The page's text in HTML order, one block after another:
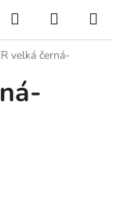
Hledat
KOŠÍK
velká černá-